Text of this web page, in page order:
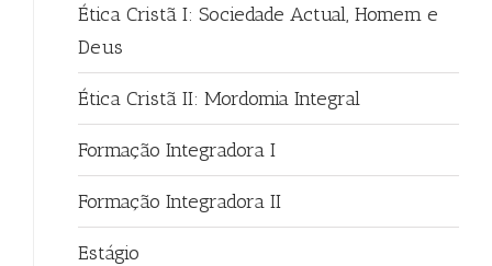
Ética Cristã I: Sociedade Actual, Homem e
Deus
Ética Cristã II: Mordomia Integral
Formação Integradora I
Formação Integradora II
Estágio